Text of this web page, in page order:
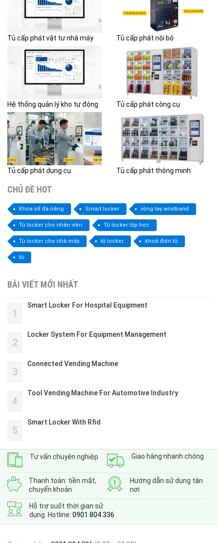
Tủ cấp phát vật tư nhà máy Tủ cấp phát nội bộ
Hệ thống quản lý kho tự động Tủ cấp phát công cụ
Tủ cấp phát dụng cụ Tủ cấp phát thông minh
CHỦ ĐỀ HOT
Khóa số đa năng Smart locker vòng tay wristband
Tủ locker cho nhân viên Tủ locker lớp học
Tủ locker cho nhà máy tủ locker khoá điện tử
tủ
BÀI VIẾT MỚI NHẤT
1
Smart Locker For Hospital Equipment
2
Locker System For Equipment Management
3
Connected Vending Machine
4
Tool Vending Machine For Automotive Industry
5
Smart Locker With Rfid
Tư vấn chuyên nghiệp Giao hàng nhanh chóng
Thanh toán: tiền mặt,
chuyển khoản
Hướng dẫn sử dụng tận
nơi
Hỗ trợ suốt thời gian sử
dụng. Hotline: 0901 804 336